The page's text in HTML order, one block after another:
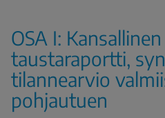
OSA I:
taustaraportti,
tilannearvio
pohjautuen